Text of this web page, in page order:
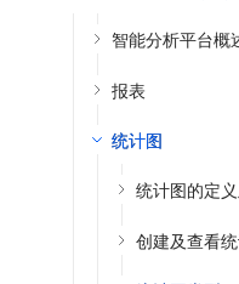
智能分析平台概
报表
统计图
统计图的定
创建及查看